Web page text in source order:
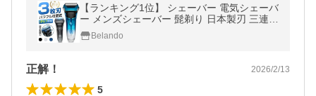
【ランキング1位】 シェーバー 電気シェーバ
ー メンズシェーバー 髭剃り 日本製刃 三連 L
ED おしゃれ 電動シェーバー IPX7防水 洗い
可能 充電式 男性用 爆買
Belando
正解！ 2026/2/13
5